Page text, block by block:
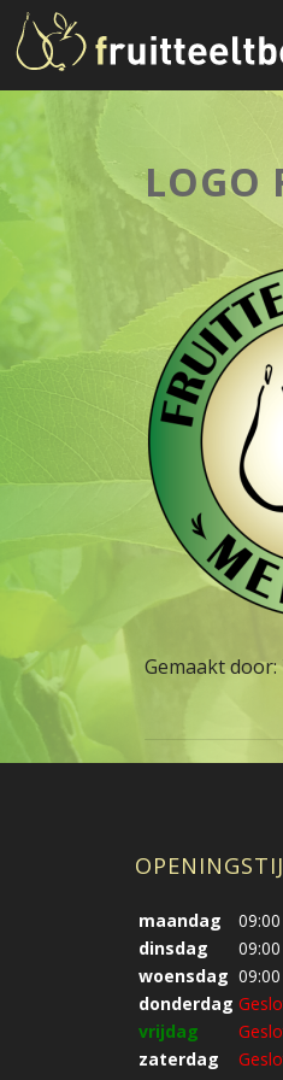
LOGO
Gemaakt
maandag
dinsdag
woensdag
donderdag
vrijdag
zaterdag